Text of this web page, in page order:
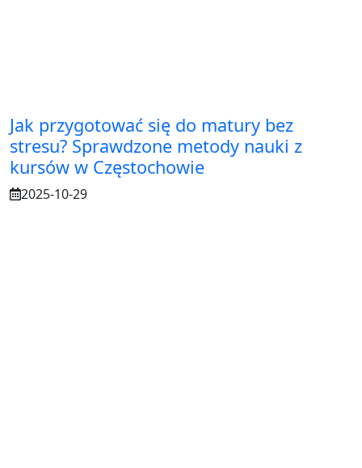
Jak przygotować się do matury bez
stresu? Sprawdzone metody nauki z
kursów w Częstochowie
2025-10-29